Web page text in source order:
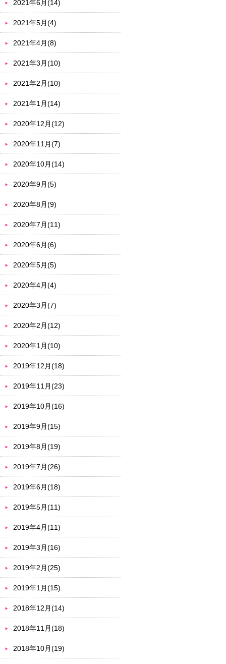
2021年6月(14)
2021年5月(4)
2021年4月(8)
2021年3月(10)
2021年2月(10)
2021年1月(14)
2020年12月(12)
2020年11月(7)
2020年10月(14)
2020年9月(5)
2020年8月(9)
2020年7月(11)
2020年6月(6)
2020年5月(5)
2020年4月(4)
2020年3月(7)
2020年2月(12)
2020年1月(10)
2019年12月(18)
2019年11月(23)
2019年10月(16)
2019年9月(15)
2019年8月(19)
2019年7月(26)
2019年6月(18)
2019年5月(11)
2019年4月(11)
2019年3月(16)
2019年2月(25)
2019年1月(15)
2018年12月(14)
2018年11月(18)
2018年10月(19)